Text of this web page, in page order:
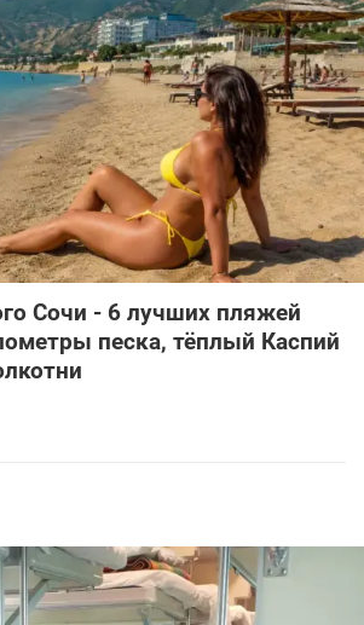
Сочи - 6 лучших пляжей
песка, тёплый Каспий